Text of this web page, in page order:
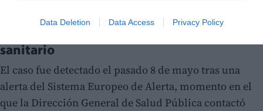
Data Deletion Data Access Privacy Policy
sanitario
El caso fue detectado el pasado 8 de mayo tras una
alerta del Sistema Europeo de Alerta, momento en el
que la Dirección General de Salud Pública contactó